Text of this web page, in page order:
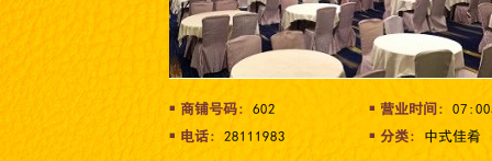
商铺号码: 602 营业时间:
电话: 28111983 分类: 中式佳肴